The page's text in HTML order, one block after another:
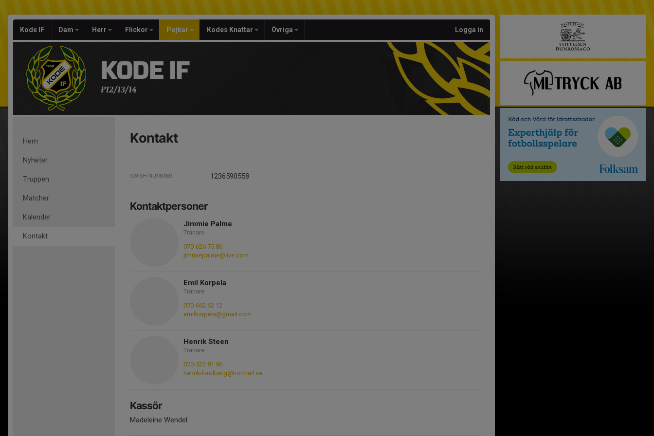
Kode IF Dam Herr Flickor Pojkar Kodes Knattar Övriga Logga in
KODE IF
P12/13/14
Hem
Nyheter
Truppen
Matcher
Kalender
Kontakt
Kontakt
SWISH-NUMMER 1236590558
Kontaktpersoner
Jimmie Palme
Tränare
070-626 75 86
jimmiepalme@live.com
Emil Korpela
Tränare
070-662 62 12
emilkorpela@gmail.com
Henrik Steen
Tränare
070-522 81 96
henrik-lundberg@hotmail.se
Kassör
Madeleine Wendel